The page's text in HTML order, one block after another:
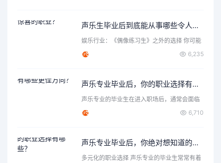
声乐生毕业后到底能从事哪些令人惊喜的职业？
娱乐行业：《偶像练习生》之外的选择 你可能
首先想到了成为歌手…
6,235
声乐专业毕业后，你的职业选择有哪些更佳方向？
声乐专业的毕业生在进入职场后，通常会面临
各种各样的选择和机遇…
6,710
声乐专业毕业后，你绝对想知道的职业选择有哪些？
多元化的职业选择 声乐专业的毕业生常常有着